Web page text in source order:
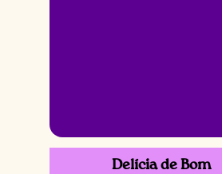
Delícia de Bom